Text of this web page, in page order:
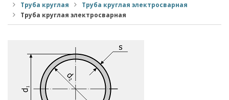
Труба круглая
Труба круглая электросварная
Труба круглая электросварная